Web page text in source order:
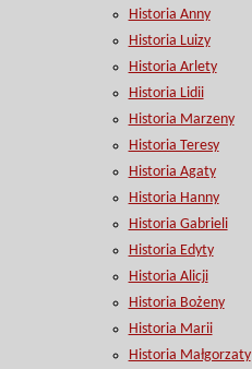
Historia Anny
Historia Luizy
Historia Arlety
Historia Lidii
Historia Marzeny
Historia Teresy
Historia Agaty
Historia Hanny
Historia Gabrieli
Historia Edyty
Historia Alicji
Historia Bożeny
Historia Marii
Historia Małgorzaty